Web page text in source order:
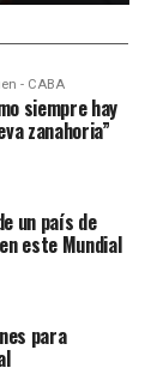
- CABA
siempre hay
zanahoria”
un país de
este Mundial
para